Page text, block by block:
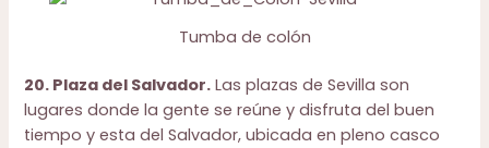
Tumba de colón
20. Plaza del Salvador. Las plazas de Sevilla son
lugares donde la gente se reúne y disfruta del buen
tiempo y esta del Salvador, ubicada en pleno casco